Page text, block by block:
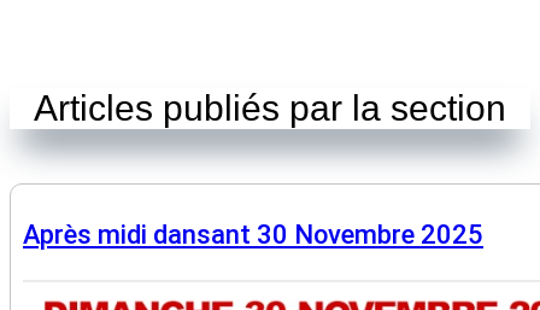
Articles publiés par la section
Après midi dansant 30 Novembre 2025